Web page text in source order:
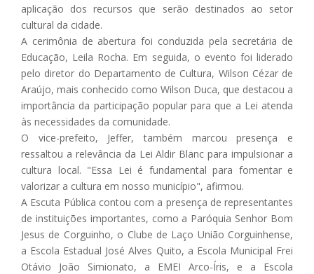
aplicação dos recursos que serão destinados ao setor
cultural da cidade.
A cerimônia de abertura foi conduzida pela secretária de
Educação, Leila Rocha. Em seguida, o evento foi liderado
pelo diretor do Departamento de Cultura, Wilson Cézar de
Araújo, mais conhecido como Wilson Duca, que destacou a
importância da participação popular para que a Lei atenda
às necessidades da comunidade.
O vice-prefeito, Jeffer, também marcou presença e
ressaltou a relevância da Lei Aldir Blanc para impulsionar a
cultura local. "Essa Lei é fundamental para fomentar e
valorizar a cultura em nosso município", afirmou.
A Escuta Pública contou com a presença de representantes
de instituições importantes, como a Paróquia Senhor Bom
Jesus de Corguinho, o Clube de Laço União Corguinhense,
a Escola Estadual José Alves Quito, a Escola Municipal Frei
Otávio João Simionato, a EMEI Arco-Íris, e a Escola